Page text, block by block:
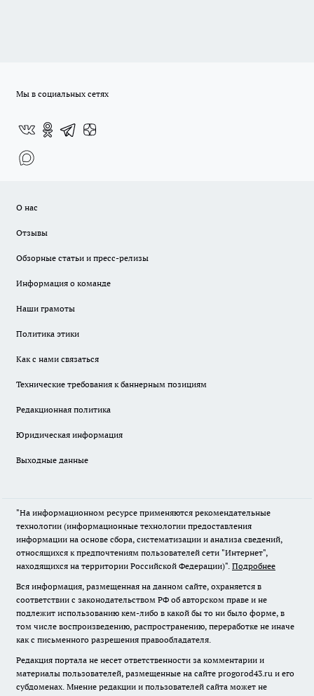
Мы в социальных сетях
О нас
Отзывы
Обзорные статьи и пресс-релизы
Информация о команде
Наши грамоты
Политика этики
Как с нами связаться
Технические требования к баннерным позициям
Редакционная политика
Юридическая информация
Выходные данные
"На информационном ресурсе применяются рекомендательные
технологии (информационные технологии предоставления
информации на основе сбора, систематизации и анализа сведений,
относящихся к предпочтениям пользователей сети "Интернет",
находящихся на территории Российской Федерации)". Подробнее
Вся информация, размещенная на данном сайте, охраняется в
соответствии с законодательством РФ об авторском праве и не
подлежит использованию кем-либо в какой бы то ни было форме, в
том числе воспроизведению, распространению, переработке не иначе
как с письменного разрешения правообладателя.
Редакция портала не несет ответственности за комментарии и
материалы пользователей, размещенные на сайте progorod43.ru и его
субдоменах. Мнение редакции и пользователей сайта может не